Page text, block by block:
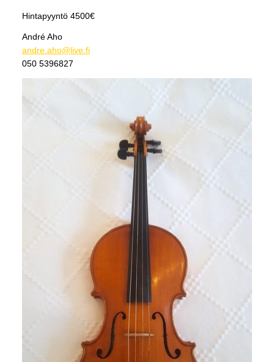
Hintapyyntö 4500€
André Aho
andre.aho@live.fi
050 5396827